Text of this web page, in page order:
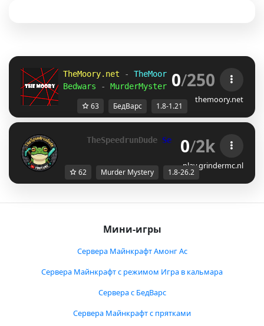
TheMoory.net - TheMoory Network
1.8-
Bedwars
- MurderMystery - Skywars »
0/250
themoory.net
63 БедВарс 1.8-1.21
TheSpeedrunDude Server - [1.8 -
0/2k
play.grindermc.nl
62 Murder Mystery 1.8-26.2
Мини-игры
Сервера Майнкрафт Амонг Ас
Сервера Майнкрафт с режимом Игра в кальмара
Сервера с БедВарс
Сервера Майнкрафт с прятками